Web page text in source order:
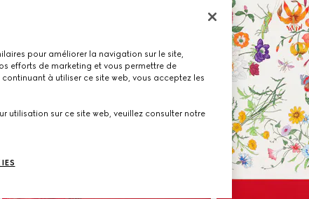
pour améliorer la navigation sur le site,
efforts de marketing et vous permettre de
à utiliser ce site web, vous acceptez les
utilisation sur ce site web, veuillez consulter notre